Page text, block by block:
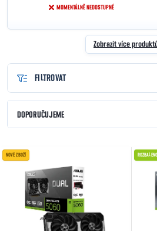
MOMENTÁLNĚ NEDOSTUPNÉ
Zobrazit více
FILTROVAT
Řazení
DOPORUČUJEME
NEJDRAŽŠÍ
NEJPRODÁVANĚJŠÍ
ABECEDNĚ
Výpis
NOVÉ ZBOŽÍ ROZBALENO